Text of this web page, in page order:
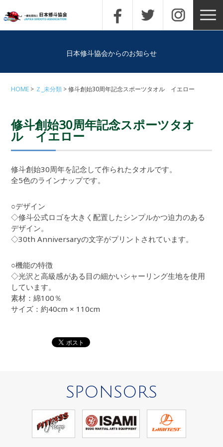
日本修斗協会からのお知らせ
HOME Ｚ_未分類 修斗創始30周年記念スポーツタオル イエロー
修斗創始30周年記念スポーツタオ
ル イエロー
修斗創始30周年を記念して作られたタオルです。
全5色のラインナップです。
○デザイン
◇修斗公式ロゴを大きく配置したシンプルかつ迫力のある
デザイン。
◇30th Anniversaryの文字がプリントされています。
○機能の特徴
◇光沢と高級感がある目の細かいシャーリング生地を使用
しています。
素材：綿100％
サイズ：約40cm × 110cm
SPONSORS